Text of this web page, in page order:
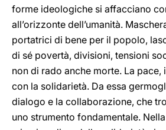
forme ideologiche si affacciano
all’orizzonte dell’umanità.
portatrici di bene per il popolo,
di sé povertà, divisioni, tensioni
non di rado anche morte. La pace,
con la solidarietà. Da essa
dialogo e la collaborazione, che
uno strumento fondamentale.